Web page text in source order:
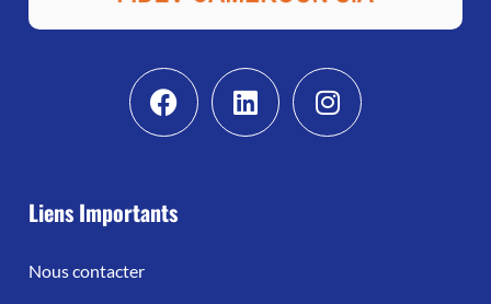
Liens Importants
Nous contacter